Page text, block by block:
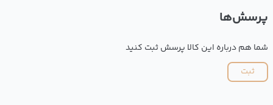
پرسش‌ها
شما هم درباره این کالا پرسش ثبت کنید
ثبت